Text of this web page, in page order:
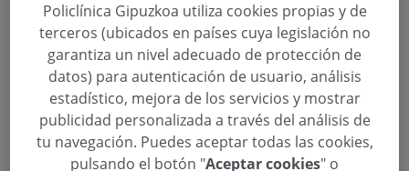
Policlínica Gipuzkoa, segundo
mejor centro sanitario de la CAV,
por detrás de Cruces y seguido por
Basurto
Categoría:Actividades
Policlínica Gipuzkoa utiliza cookies propias y de
terceros (ubicados en países cuya legislación no
garantiza un nivel adecuado de protección de
datos) para autenticación de usuario, análisis
estadístico, mejora de los servicios y mostrar
publicidad personalizada a través del análisis de
tu navegación. Puedes aceptar todas las cookies,
pulsando el botón "Aceptar cookies" o